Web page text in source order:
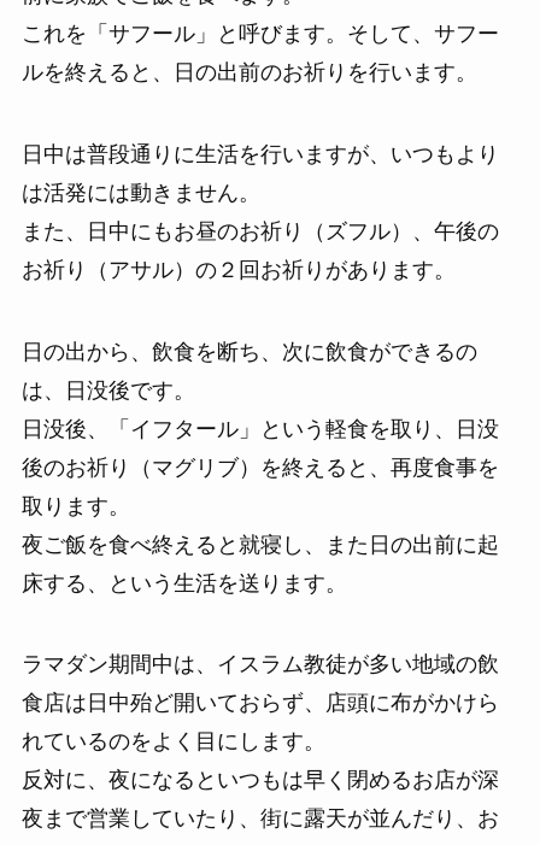
これを「サフール」と呼びます。そして、サフー
ルを終えると、日の出前のお祈りを行います。
日中は普段通りに生活を行いますが、いつもより
は活発には動きません。
また、日中にもお昼のお祈り（ズフル）、午後の
お祈り（アサル）の２回お祈りがあります。
日の出から、飲食を断ち、次に飲食ができるの
は、日没後です。
日没後、「イフタール」という軽食を取り、日没
後のお祈り（マグリブ）を終えると、再度食事を
取ります。
夜ご飯を食べ終えると就寝し、また日の出前に起
床する、という生活を送ります。
ラマダン期間中は、イスラム教徒が多い地域の飲
食店は日中殆ど開いておらず、店頭に布がかけら
れているのをよく目にします。
反対に、夜になるといつもは早く閉めるお店が深
夜まで営業していたり、街に露天が並んだり、お